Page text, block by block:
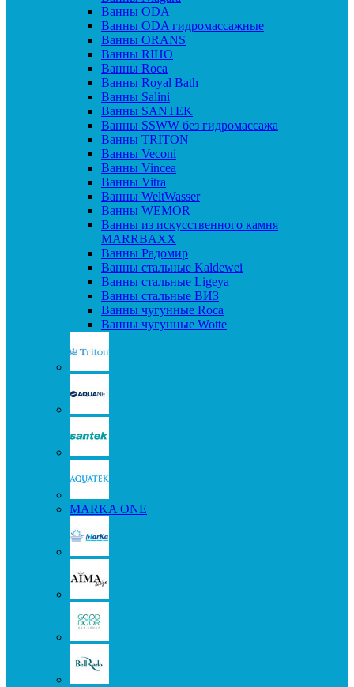
Ванны ODA
Ванны ODA гидромассажные
Ванны ORANS
Ванны RIHO
Ванны Roca
Ванны Royal Bath
Ванны Salini
Ванны SANTEK
Ванны SSWW без гидромассажа
Ванны TRITON
Ванны Veconi
Ванны Vincea
Ванны Vitra
Ванны WeltWasser
Ванны WEMOR
Ванны из искусственного камня
MARRBAXX
Ванны Радомир
Ванны стальные Kaldewei
Ванны стальные Ligeya
Ванны стальные ВИЗ
Ванны чугунные Roca
Ванны чугунные Wotte
MARKA ONE